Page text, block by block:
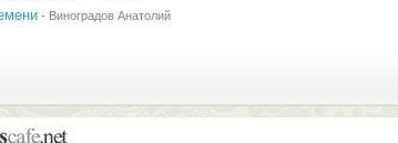
- Виноградов Анатолий